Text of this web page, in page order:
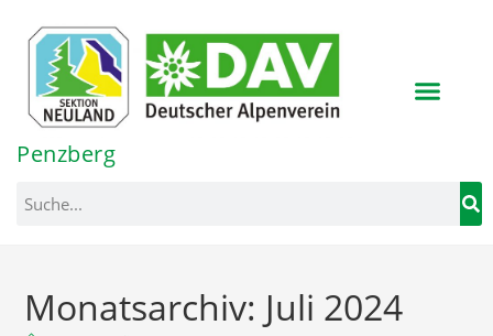
springen
Penzberg
Monatsarchiv: Juli 2024